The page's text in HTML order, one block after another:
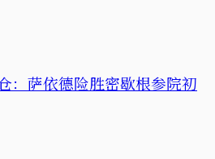
：萨依德险胜密歇根参院初